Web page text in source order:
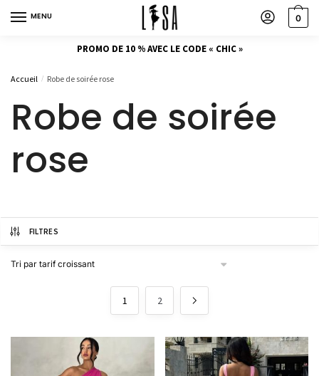
MENU 0
PROMO DE 10 % AVEC LE CODE « CHIC »
Accueil / Robe de soirée rose
Robe de soirée
rose
FILTRES
1 2